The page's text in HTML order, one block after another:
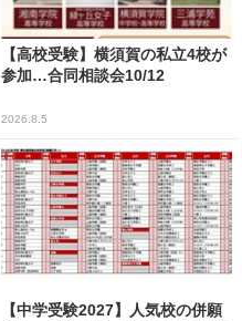
【高校受験】横須賀の私立4校が
参加…合同相談会10/12
2026.8.5
【中学受験2027】人気校の併願